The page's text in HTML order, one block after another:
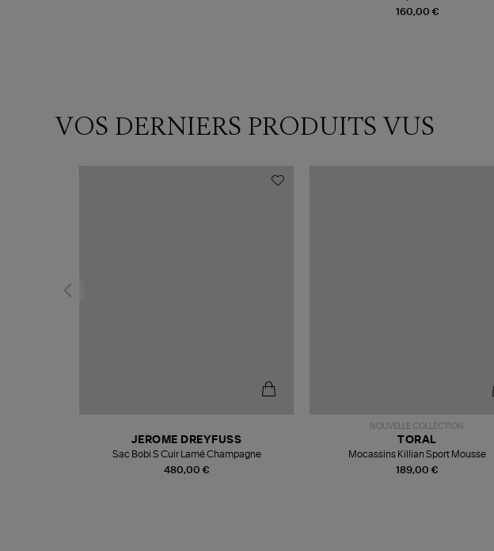
160,00 €
VOS DERNIERS PRODUITS VUS
480,00 €
JEROME DREYFUSS
Sac Bobi S Cuir Lamé Champagne
NOUVELLE COLLECTION
189,00 €
TORAL
Mocassins Killian Sport Mousse